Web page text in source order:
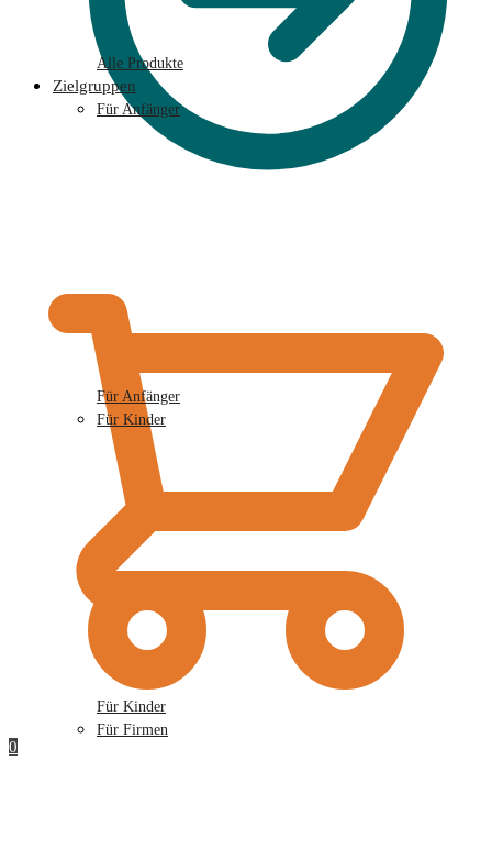
0
Alle Produkte
Zielgruppen
Für Anfänger
Für Anfänger
Für Kinder
Für Kinder
Für Firmen